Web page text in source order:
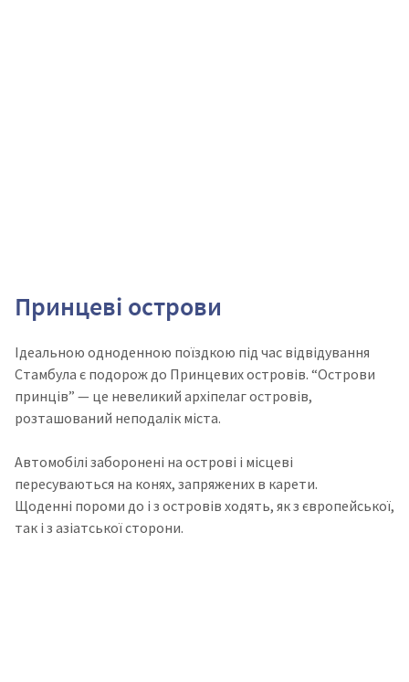
Принцеві острови
Ідеальною одноденною поїздкою під час відвідування
Стамбула є подорож до Принцевих островів. “Острови
принців” — це невеликий архіпелаг островів,
розташований неподалік міста.
Автомобілі заборонені на острові і місцеві
пересуваються на конях, запряжених в карети.
Щоденні пороми до і з островів ходять, як з європейської,
так і з азіатської сторони.